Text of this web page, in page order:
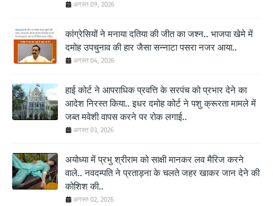
अगस्त 09, 2026
कांग्रेसियों ने मनाया दतिया की जीत का जश्न.. भाजपा खेमे में
दमोह उपचुनाव की हार जैसा सन्नाटा पसरा नजर आया..
अगस्त 04, 2026
हाई कोर्ट ने आपराधिक प्रवत्ति के सरपंच को प्रभार देने का
आदेश निरस्त किया.. इधर दमोह कोर्ट ने पशु क्रूरता मामले में
जब्त मवेशी वापस करने पर रोक लगाई..
अगस्त 03, 2026
अयोध्या में प्रभु श्रीराम को साक्षी मानकर लव मैरिज करने
वाले.. नवदम्पति ने प्रताड़ना के चलते जहर खाकर जान देने की
कोशिश की..
अगस्त 02, 2026